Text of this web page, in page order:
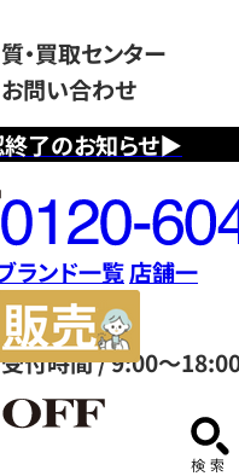
了のお知らせ▶
質・買取センター
お問い合わせ
フ
リ
ー
ダ
イ
ヤ
ル
0120604117
受付時間 / 9:00～
ランド一覧店舗一
サ